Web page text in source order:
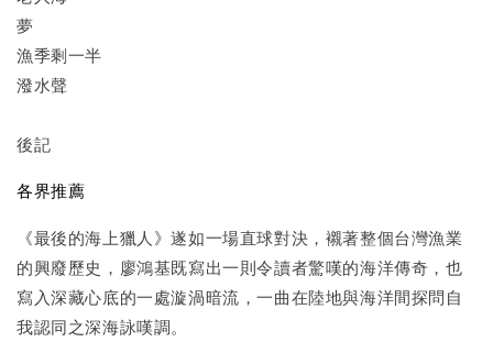
夢
漁季剩一半
潑水聲
後記
各界推薦
《最後的海上獵人》遂如一場直球對決，襯著整個台灣漁業
的興廢歷史，廖鴻基既寫出一則令讀者驚嘆的海洋傳奇，也
寫入深藏心底的一處漩渦暗流，一曲在陸地與海洋間探問自
我認同之深海詠嘆調。